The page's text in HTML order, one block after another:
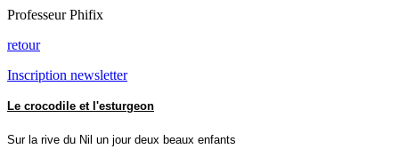
Professeur Phifix
retour
Inscription newsletter
Le crocodile et l'esturgeon
Sur la rive du Nil un jour deux beaux enfants